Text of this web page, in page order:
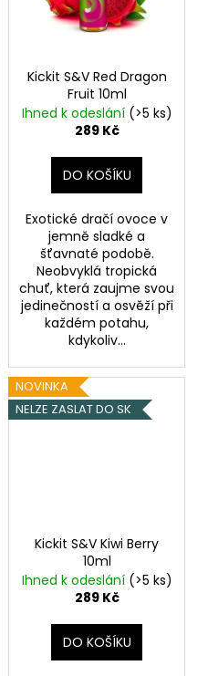
Kickit S&V Red Dragon
Fruit 10ml
Ihned k odeslání (>5 ks)
289 Kč
DO KOŠÍKU
Exotické dračí ovoce v
jemně sladké a
šťavnaté podobě.
Neobvyklá tropická
chuť, která zaujme svou
jedinečností a osvěží při
každém potahu,
kdykoliv...
NOVINKA
NELZE ZASLAT DO SK
Kickit S&V Kiwi Berry
10ml
Ihned k odeslání (>5 ks)
289 Kč
DO KOŠÍKU